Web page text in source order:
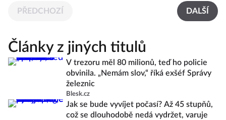
PŘEDCHOZÍ DALŠÍ
Články z jiných titulů
V trezoru měl 80 milionů, teď ho policie
obvinila. „Nemám slov,“ říká exšéf Správy
železnic
Blesk.cz
Jak se bude vyvíjet počasí? Až 45 stupňů,
což se dlouhodobě nedá vydržet, varuje